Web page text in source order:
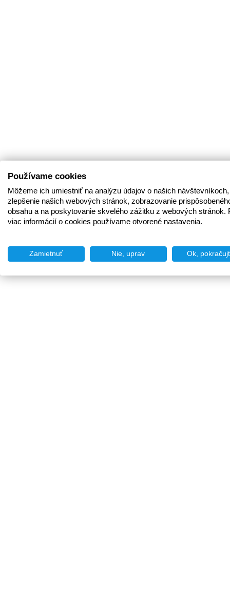
Používame cookies
Môžeme ich umiestniť na analýzu údajov o našich
zlepšenie našich webových stránok, zobrazovanie
obsahu a na poskytovanie skvelého zážitku z webových stránok.
viac informácií o cookies používame otvorené nastavenia.
Zamietnuť Nie, uprav Ok,